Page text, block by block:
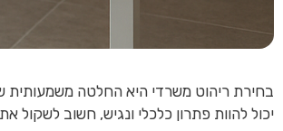
בחירת ריהוט משרדי היא החלטה משמעותית
יכול להוות פתרון כלכלי ונגיש, חשוב